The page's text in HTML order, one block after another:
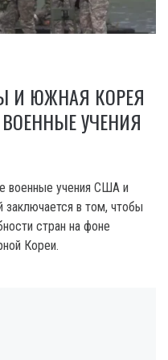
И ЮЖНАЯ КОРЕЯ
УЧЕНИЯ
военные учения США и
заключается в том, чтобы
стран на фоне
Кореи.